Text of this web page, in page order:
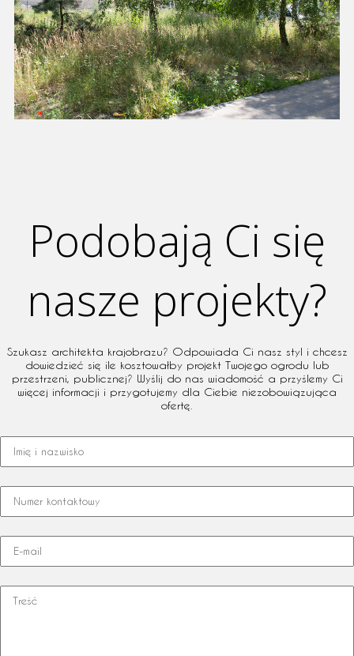
Podobają Ci się
nasze projekty?
Szukasz architekta krajobrazu? Odpowiada Ci nasz styl i chcesz
dowiedzieć się ile kosztowałby projekt Twojego ogrodu lub
przestrzeni, publicznej? Wyślij do nas wiadomość a przyślemy Ci
więcej informacji i przygotujemy dla Ciebie niezobowiązująca
ofertę.